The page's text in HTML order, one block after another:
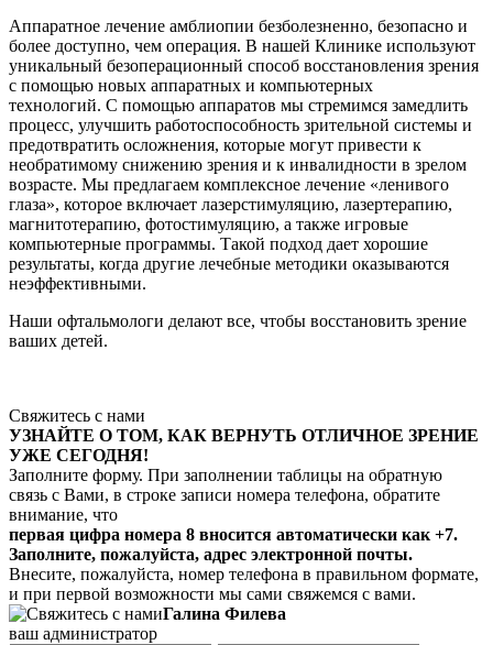
Аппаратное лечение амблиопии безболезненно, безопасно и
более доступно, чем операция. В нашей Клинике используют
уникальный безоперационный способ восстановления зрения
с помощью новых аппаратных и компьютерных
технологий. С помощью аппаратов мы стремимся замедлить
процесс, улучшить работоспособность зрительной системы и
предотвратить осложнения, которые могут привести к
необратимому снижению зрения и к инвалидности в зрелом
возрасте. Мы предлагаем комплексное лечение «ленивого
глаза», которое включает лазерстимуляцию, лазертерапию,
магнитотерапию, фотостимуляцию, а также игровые
компьютерные программы. Такой подход дает хорошие
результаты, когда другие лечебные методики оказываются
неэффективными.
Наши офтальмологи делают все, чтобы восстановить зрение
ваших детей.
Свяжитесь с нами
УЗНАЙТЕ О ТОМ, КАК ВЕРНУТЬ ОТЛИЧНОЕ ЗРЕНИЕ
УЖЕ СЕГОДНЯ!
Заполните форму. При заполнении таблицы на обратную
связь с Вами, в строке записи номера телефона, обратите
внимание, что
первая цифра номера 8 вносится автоматически как +7.
Заполните, пожалуйста, адрес электронной почты.
Внесите, пожалуйста, номер телефона в правильном формате,
и при первой возможности мы сами свяжемся с вами.
Галина Филева
ваш администратор